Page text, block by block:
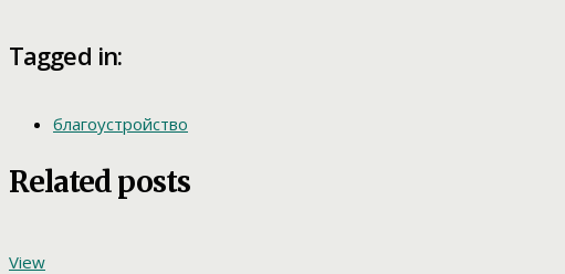
Tagged in:
благоустройство
Related posts
View